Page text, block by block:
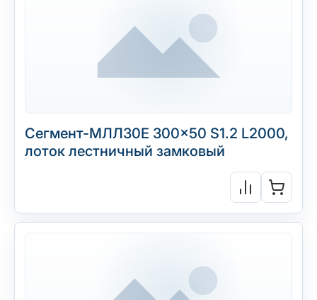
Сегмент-МЛЛ30Е 300×50 S1.2 L2000,
лоток лестничный замковый